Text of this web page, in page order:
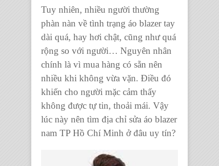
Tuy nhiên, nhiều người thường
phàn nàn về tình trạng áo blazertay
dài quá, hay hơi chật, cũng như quá
rộng so với người… Nguyên nhân
chính là vì mua hàng có sẵn nên
nhiều khi không vừa vặn. Điều đó
khiến cho người mặc cảm thấy
không được tự tin, thoải mái. Vậy
lúc này nên tìm địa chỉ sửa áo blazer
nam TP Hồ Chí Minh ở đâu uy tín?